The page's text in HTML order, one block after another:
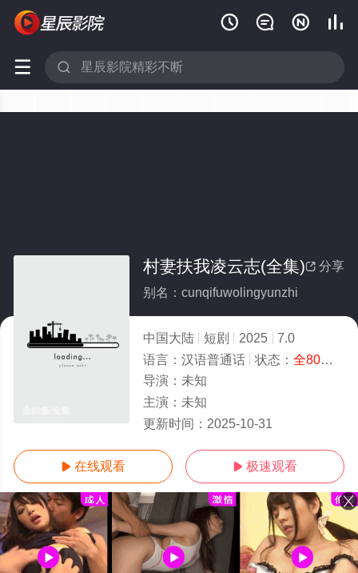
   
 
 分享
村妻扶我凌云志(全集)
别名：cunqifuwolingyunzhi
中国大陆 短剧 2025
7.0
语言： 汉语普通话 状态： 全80集
导演： 未知
主演： 未知
更新时间： 2025-10-31
 在线观看  极速观看